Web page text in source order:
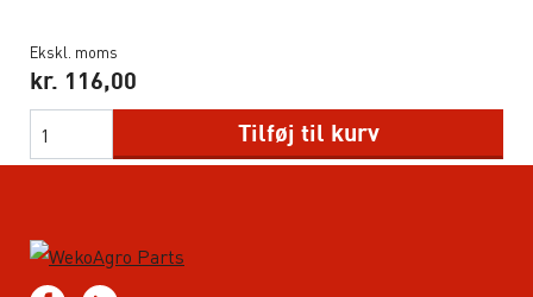
Ekskl. moms
kr. 116,00
Tilføj til kurv